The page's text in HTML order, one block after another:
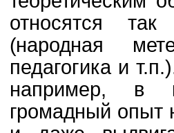
относятся так
(народная
педагогика и
например, в
громадный опыт